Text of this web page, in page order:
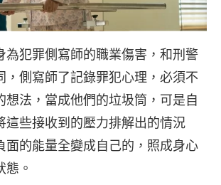
為犯罪側寫師的職業傷害，和刑警
，側寫師了記錄罪犯心理，必須不
想法，當成他們的垃圾筒，可是自
這些接收到的壓力排解出的情況
面的能量全變成自己的，照成身心
態。